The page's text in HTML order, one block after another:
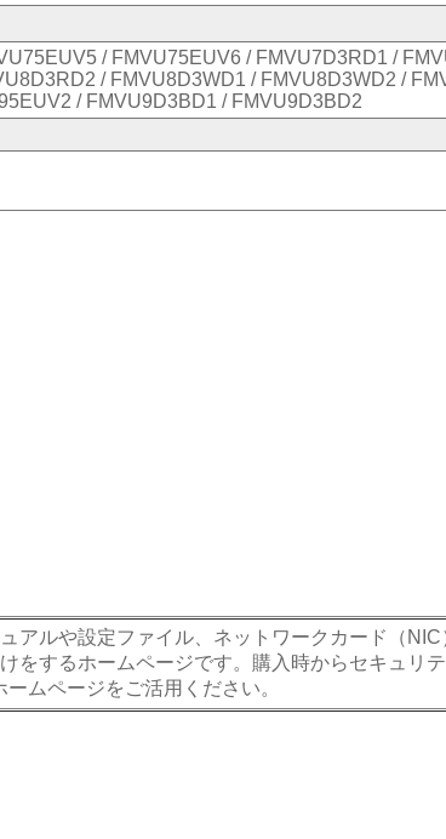
/ FMVU75EUV6 / FMVU7D3RD1 /
/ FMVU8D3WD1 / FMVU8D3WD2 /
/ FMVU9D3BD1 / FMVU9D3BD2
アルや設定ファイル、ネットワークカード（NIC
をするホームページです。購入時からセキュリ
ムページをご活用ください。